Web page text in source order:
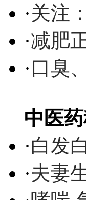
·关注
·减肥
·口臭
中医
·白发
·夫妻